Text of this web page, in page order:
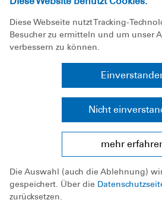
Gegenstand des Risk
Assessments
Bereiche der
Diese Webseite nutzt Tracking-
Besucher zu ermitteln und um unser
verbessern zu können.
Nicht
mehr
Die Auswahl (auch die Ablehnung)
gespeichert. Über die
zurücksetzen.